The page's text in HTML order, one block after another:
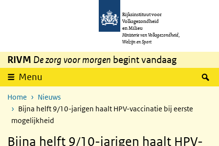
Overslaan en naar de inhoud gaan
Rijksinstituut voor
Volksgezondheid
en Milieu
Ministerie van Volksgezondheid,
Welzijn en Sport
RIVM De zorg voor morgen begint vandaag
Menu
Home
Nieuws
Bijna helft 9/10-jarigen haalt HPV-vaccinatie bij eerste
mogelijkheid
Bijna helft 9/10-jarigen haalt HPV-